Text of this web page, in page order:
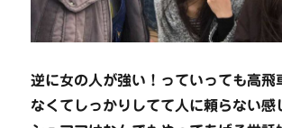
逆に女の人が強い！っていっても高飛
なくてしっかりしてて人に頼らない感